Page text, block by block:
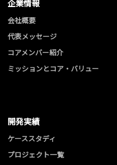
企業情報
会社概要
代表メッセージ
コアメンバー紹介
ミッションとコア・バリュー
開発実績
ケーススタディ
プロジェクト一覧